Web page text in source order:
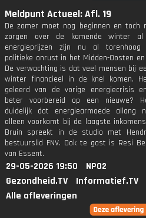
Meldpunt Actueel: Afl. 19
De zomer moet nog beginnen en toch
zorgen over de komende winter
energieprijzen zijn nu al
politieke onrust in het Midden-Oosten en
De verwachting is dat veel mensen bij
winter financieel in de knel komen.
geleerd van de vorige energiecrisis
beter voorbereid op een nieuwe?
duidelijk dat energiearmoede allang
alleen voorkomt bij de laagste
Bruin spreekt in de studio met
bestuurslid FNV. Ook te gast is Resi
van Essent.
29-05-2026 19:50
NPO2
Gezondheid.TV
Informatief.TV
Alle afleveringen